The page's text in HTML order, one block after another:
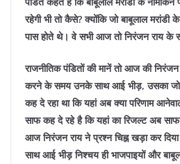
रहेगी भी तो कैसे? क्योंकि जो बाबूलाल
पास होते थे। वे सभी आज तो निरंजन राय के
राजनीतिक पंडितों की मानें तो आज की
करने के समय उनके साथ आई भीड़, उसका
कह दे रहा था कि यहां अब क्या परिणाम
साफ कह दे रहे है कि यहां का रिजल्ट अब
आज निरंजन राय ने प्रश्न चिह्न खड़ा कर
साथ आई भीड़ निश्चय ही भाजपाइयों और